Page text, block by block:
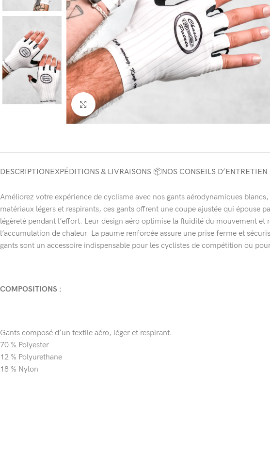
Cliquez pour agrandir
DESCRIPTIONEXPÉDITIONS & LIVRAISONS 📦NOS CONSEILS D’ENTRETIEN
Améliorez votre expérience de cyclisme avec nos gants aérodynamiques
matériaux légers et respirants, ces gants offrent une coupe ajustée qui
légèreté pendant l’effort. Leur design aéro optimise la fluidité du mouvement
l’accumulation de chaleur. La paume renforcée assure une prise ferme et
gants sont un accessoire indispensable pour les cyclistes de compétition ou
COMPOSITIONS :
Gants composé d’un textile aéro, léger et respirant.
70 % Polyester
12 % Polyurethane
18 % Nylon